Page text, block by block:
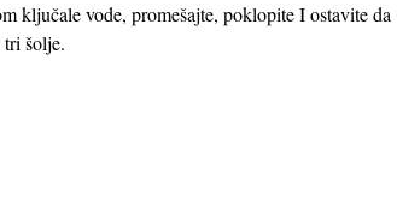
ključale vode, promešajte, poklopite I ostavite da
šolje.